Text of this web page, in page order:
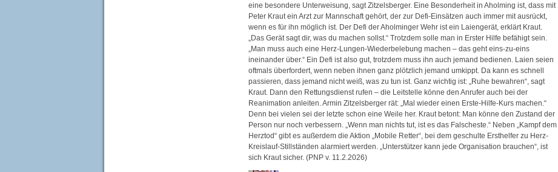
eine besondere Unterweisung, sagt Zitzelsberger. Eine Besonderheit in Aholming ist, dass mit
Peter Kraut ein Arzt zur Mannschaft gehört, der zur Defi-Einsätzen auch immer mit ausrückt,
wenn es für ihn möglich ist. Der Defi der Aholminger Wehr ist ein Laiengerät, erklärt Kraut.
„Das Gerät sagt dir, was du machen sollst.“ Trotzdem solle man in Erster Hilfe befähigt sein.
„Man muss auch eine Herz-Lungen-Wiederbelebung machen – das geht eins-zu-eins
ineinander über.“ Ein Defi ist also gut, trotzdem muss ihn auch jemand bedienen. Laien seien
oftmals überfordert, wenn neben ihnen ganz plötzlich jemand umkippt. Da kann es schnell
passieren, dass jemand nicht weiß, was zu tun ist. Ganz wichtig ist: „Ruhe bewahren“, sagt
Kraut. Dann den Rettungsdienst rufen – die Leitstelle könne den Anrufer auch bei der
Reanimation anleiten. Armin Zitzelsberger rät: „Mal wieder einen Erste-Hilfe-Kurs machen.“
Denn bei vielen sei der letzte schon eine Weile her. Kraut betont: Man könne den Zustand der
Person nur noch verbessern. „Wenn man nichts tut, ist es das Falscheste.“ Neben „Kampf dem
Herztod“ gibt es außerdem die Aktion „Mobile Retter“, bei dem geschulte Ersthelfer zu Herz-
Kreislauf-Stillständen alarmiert werden. „Unterstützer kann jede Organisation brauchen“, ist
sich Kraut sicher. (PNP v. 11.2.2026)